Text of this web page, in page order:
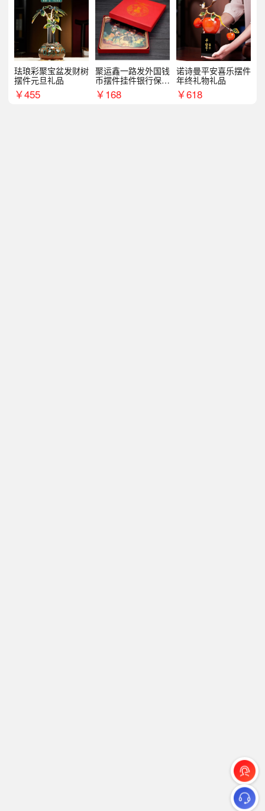
珐琅彩聚宝盆发财树
摆件元旦礼品
￥455
聚运鑫一路发外国钱
币摆件挂件银行保险
商务礼
￥168
诺诗曼平安喜乐摆件
年终礼物礼品
￥618